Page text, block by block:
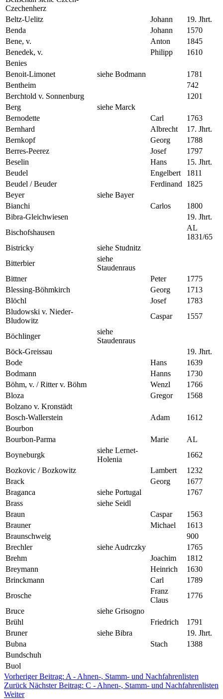
Czechenherz
Beltz-Uelitz
Johann
19. Jhrt.
Benda
Johann
1570
Bene, v.
Anton
1845
Benedek, v.
Philipp
1610
Benies
Benoit-Limonet
siehe Bodmann
1781
Bentheim
742
Berchtold v. Sonnenburg
1201
Berg
siehe Marck
Bernodette
Carl
1763
Bernhard
Albrecht
17. Jhrt.
Bernkopf
Georg
1788
Berres-Peerez
Josef
1797
Beselin
Hans
15. Jhrt.
Beudel
Engelbert
1811
Beudel / Beuder
Ferdinand
1825
Beyer
siehe Bayer
Bianchi
Carlos
1800
Bibra-Gleichwiesen
19. Jhrt.
Bischofshausen
AL
1831/65
Bistricky
siehe Studnitz
Bitterbier
siehe
Staudenraus
Bittner
Peter
1775
Blessing-Böhmkirch
Georg
1713
Blöchl
Josef
1783
Bludowski v. Nieder-
Bludowitz
Caspar 1557
Böchlinger
siehe
Staudenraus
Böck-Greissau
19. Jhrt.
Bode
Hans
1639
Bodmann
Hanns
1730
Böhm, v. / Ritter v. Böhm
Wenzl
1766
Bloza
Gregor
1568
Bolzano v. Kronstädt
Bosch-Wallerstein
Adam
1612
Bourbon
Bourbon-Parma
Marie
AL
Boyneburgk
siehe Lernet-
Holenia
1662
Bozkovic / Bozkowitz
Lambert
1232
Brack
Georg
1677
Braganca
siehe Portugal
1767
Brass
siehe Seidl
Braun
Caspar
1563
Brauner
Michael
1613
Braunschweig
900
Brechler
siehe Audrczky
1765
Brehm
Joachim
1812
Breymann
Heinrich
1630
Brinckmann
Carl
1789
Brosche
Franz
Claus
1776
Bruce
siehe Grisogno
Brühl
Friedrich
1791
Bruner
siehe Bibra
19. Jhrt.
Bubna
Stach
1388
Bundschuh
Buol
Vorheriger Beitrag: A - Ahnen-, Stamm- und Nachfahrenlisten
Zurück Nächster Beitrag: C - Ahnen-, Stamm- und Nachfahrenlisten
Weiter